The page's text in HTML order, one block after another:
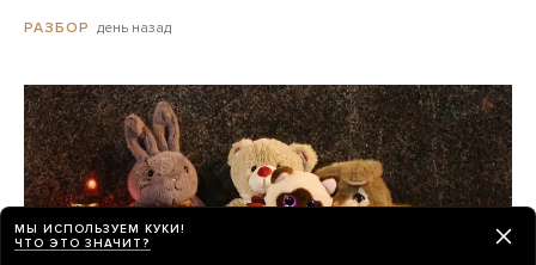
РАЗБОР день назад
МЫ ИСПОЛЬЗУЕМ КУКИ!
ЧТО ЭТО ЗНАЧИТ?